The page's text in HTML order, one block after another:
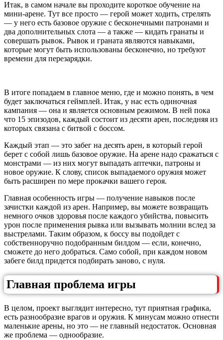
Итак, в самом начале вы проходите короткое обучение на
мини-арене. Тут все просто — герой может ходить, стрелять
— у него есть базовое оружие с бесконечными патронами и
два дополнительных слота — а также — кидать гранаты и
совершать рывок. Рывок и граната являются навыками,
которые могут быть использованы бесконечно, но требуют
времени для перезарядки.
В итоге попадаем в главное меню, где и можно понять, в чем
будет заключаться геймплей. Итак, у нас есть одиночная
кампания — она и является основным режимом. В ней пока
что 15 эпизодов, каждый состоит из десяти арен, последняя из
которых связана с битвой с боссом.
Каждый этап — это забег на десять арен, в который герой
берет с собой лишь базовое оружие. На арене надо сражаться с
монстрами — из них могут выпадать аптечки, патроны и
новое оружие. К слову, список выпадаемого оружия может
быть расширен по мере прокачки вашего героя.
Главная особенность игры — получение навыков после
зачистки каждой из арен. Например, вы можете возвращать
немного очков здоровья после каждого убийства, повысить
урон после применения рывка или вызывать молнии вслед за
выстрелами. Таким образом, к боссу вы подойдет с
собственноручно подобранным билдом — если, конечно,
сможете до него добраться. Само собой, при каждом новом
забеге билд придется подбирать заново, с нуля.
Главная проблема игры
В целом, проект выглядит интересно, тут приятная графика,
есть разнообразие врагов и оружия. К минусам можно отнести
маленькие арены, но это — не главный недостаток. Основная
же проблема — однообразие.